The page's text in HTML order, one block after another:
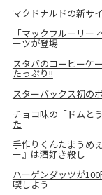
マクドナルドの新サ
「マックフルーリー
ーツが登場
スタバのコーヒーケ
たっぷり!!
スターバックス初の
チョコ味の「ドムと
た
手作りくんたまうめ
ー』は酒好き殺し
ハーゲンダッツが
喫しよう